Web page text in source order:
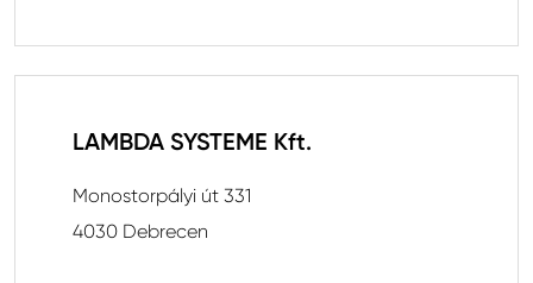
LAMBDA SYSTEME Kft.
Monostorpályi út 331
4030 Debrecen